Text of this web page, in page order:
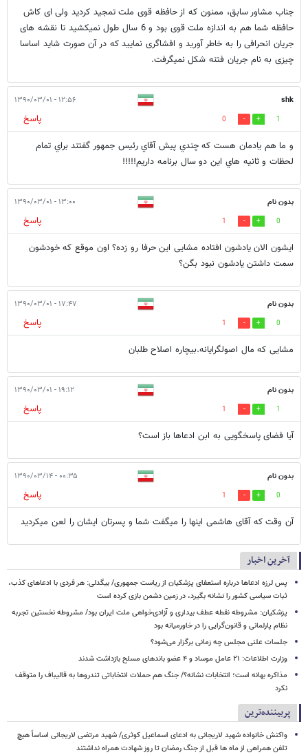
جناب مشاور سابق، ممنون که از حافظه قوی ملت تمجید کردید ولی ای کاش
حافظه شما هم به اندازه ملت قوی بود و 6 سال طول نمیکشید تا نقشه های
جریان انحرافی را به خاطر آورید و افشاگری نمایید که در آن صورت شاید اساسا
چیزی به نام جریان فتنه شکل نمیگرفت.
shk ۱۲:۵۶ - ۱۳۹۰/۰۳/۰۱
1
0
پاسخ
و ما هم يادمان هست كه چندي پيش آقاي رئيس جمهور گفتند براي تمام
لحظات و ثانيه هاي اين دو سال برنامه داريم!!!!!
بدون نام ۱۳:۰۰ - ۱۳۹۰/۰۳/۰۱
0
1
پاسخ
ایشون الان یادشون افتاده مشایی این حرفا رو زده؟ اون موقع كه خودشون
سمت داشتن یادشون نبود بگن؟
بدون نام ۱۷:۴۷ - ۱۳۹۰/۰۳/۰۱
0
1
پاسخ
مشایی که مال اصولگرایانه.بیچاره اصلاح طلبان
بدون نام ۱۹:۱۲ - ۱۳۹۰/۰۳/۰۱
1
1
پاسخ
آیا فضای پاسخگویی به ابن ادعاها باز است؟
بدون نام ۰۰:۳۵ - ۱۳۹۰/۰۳/۱۴
0
1
پاسخ
آن وقت که آقای هاشمی اینها را میگفت شما و پسرتان ایشان را لعن میکردید
آخرین اخبار
پس لرزه ادعاها درباره استعفای پزشکیان از ریاست جمهوری/ بیگدلی: هر فردی با ادعاهای کذب،
ثبات سیاسی کشور را نشانه بگیرد، در زمین دشمن بازی کرده است
پزشکیان: مشروطه نقطه عطف بیداری و آزادی‌خواهی ملت ایران بود/ مشروطه نخستین تجربه
نظام پارلمانی و قانون‌گرایی را در خاورمیانه بود
جلسات علنی مجلس چه زمانی برگزار می‌شود؟
وزارت اطلاعات: ۲۱ عامل موساد و ۴ عضو باندهای مسلح بازداشت شدند
مذاکره بهانه است؛ انتخابات نشانه؟/ جنگ هم حملات انتخاباتی تندروها به قالیباف را متوقف
نکرد
پربیننده‌ترین
واکنش خانواده شهید لاریجانی به ادعای اسماعیل کوثری/ شهید مرتضی لاریجانی اساساً هیچ
تلفن همراهی از ماه ها قبل از جنگ رمضان تا روز شهادت همراه نداشتند